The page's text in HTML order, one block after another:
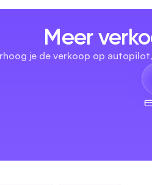
Meer
je de verkoop op